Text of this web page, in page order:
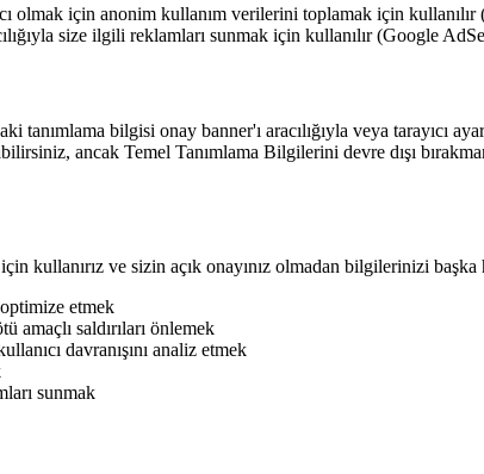
olmak için anonim kullanım verilerini toplamak için
size ilgili reklamları sunmak için kullanılır (Google
tanımlama bilgisi onay banner'ı aracılığıyla veya tarayıcı
ancak Temel Tanımlama Bilgilerini devre dışı
kullanırız ve sizin açık onayınız olmadan bilgilerinizi
etmek
amaçlı saldırıları önlemek
davranışını analiz etmek
sunmak